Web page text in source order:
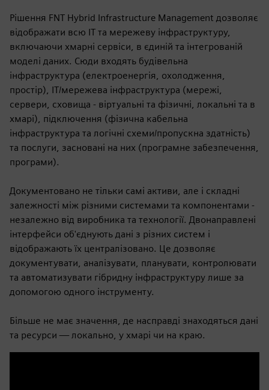
Рішення FNT Hybrid Infrastructure Management дозволяє
відображати всю ІТ та мережеву інфраструктуру,
включаючи хмарні сервіси, в єдиній та інтегрованій
моделі даних. Сюди входять будівельна
інфраструктура (електроенергія, охолодження,
простір), ІТ/мережева інфраструктура (мережі,
сервери, сховища - віртуальні та фізичні, локальні та в
хмарі), підключення (фізична кабельна
інфраструктура та логічні схеми/пропускна здатність)
та послуги, засновані на них (програмне забезпечення,
програми).
Документовано не тільки самі активи, але і складні
залежності між різними системами та компонентами -
незалежно від виробника та технології. Двонаправлені
інтерфейси об'єднують дані з різних систем і
відображають їх централізовано. Це дозволяє
документувати, аналізувати, планувати, контролювати
та автоматизувати гібридну інфраструктуру лише за
допомогою одного інструменту.
Більше не має значення, де насправді знаходяться дані
та ресурси — локально, у хмарі чи на краю.